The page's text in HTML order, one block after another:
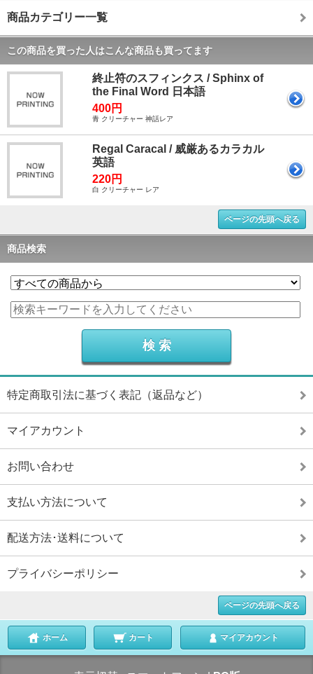
商品カテゴリー一覧
この商品を買った人はこんな商品も買ってます
終止符のスフィンクス / Sphinx of
the Final Word 日本語
400円
青 クリーチャー 神話レア
Regal Caracal / 威厳あるカラカル
英語
220円
白 クリーチャー レア
ページの先頭へ戻る
商品検索
特定商取引法に基づく表記（返品など）
マイアカウント
お問い合わせ
支払い方法について
配送方法･送料について
プライバシーポリシー
ページの先頭へ戻る
ホーム カート マイアカウント